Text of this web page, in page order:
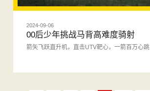
2024-09-06
00后少年挑战马背高难度骑射
箭矢飞跃直升机，直击UTV靶心，一箭百万心跳